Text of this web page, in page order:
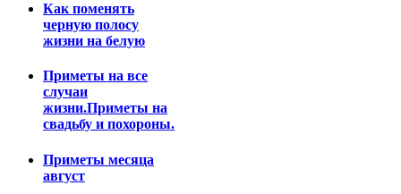
Как поменять
черную полосу
жизни на белую
Приметы на все
случаи
жизни.Приметы на
свадьбу и похороны.
Приметы месяца
август